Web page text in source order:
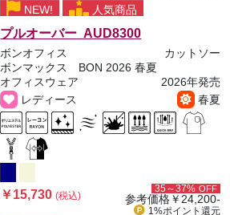
NEW! 人気商品
プルオーバー AUD8300
ボンオフィス
カットソー
ボンマックス BON 2026 春夏
オフィスウェア
2026年発売
レディース
春夏
￥15,730(税込)
35～37% OFF
参考価格￥24,200-
1%ポイント 還元